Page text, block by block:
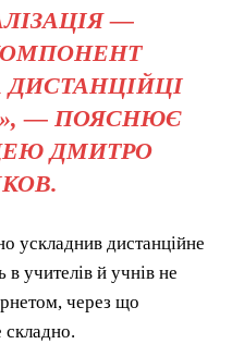
—
— ПОЯСНЮЄ
ДМИТРО
ускладнив дистанційне
учителів й учнів не
через що
складно.